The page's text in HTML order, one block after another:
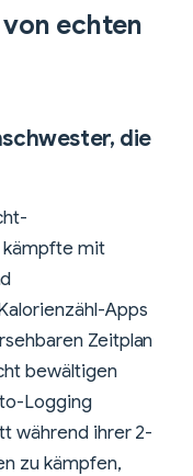
echten
die
kämpfte mit
Apps
Zeitplan
bewältigen
Logging
während ihrer 2-
zu kämpfen,